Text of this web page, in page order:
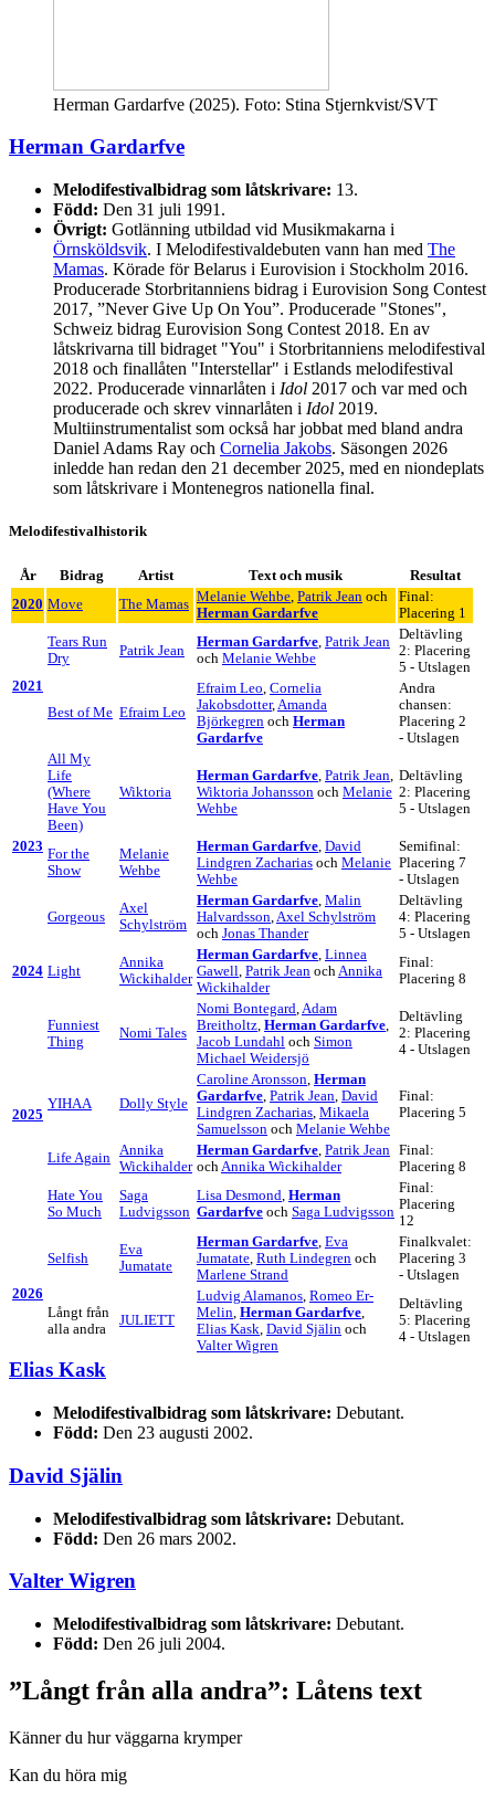
Herman Gardarfve (2025). Foto: Stina Stjernkvist/SVT
Herman Gardarfve
Melodifestivalbidrag som låtskrivare: 13.
Född: Den 31 juli 1991.
Övrigt: Gotlänning utbildad vid Musikmakarna i
Örnsköldsvik. I Melodifestivaldebuten vann han med The
Mamas. Körade för Belarus i Eurovision i Stockholm 2016.
Producerade Storbritanniens bidrag i Eurovision Song Contest
2017, ”Never Give Up On You”. Producerade "Stones",
Schweiz bidrag Eurovision Song Contest 2018. En av
låtskrivarna till bidraget "You" i Storbritanniens melodifestival
2018 och finallåten "Interstellar" i Estlands melodifestival
2022. Producerade vinnarlåten i Idol 2017 och var med och
producerade och skrev vinnarlåten i Idol 2019.
Multiinstrumentalist som också har jobbat med bland andra
Daniel Adams Ray och Cornelia Jakobs. Säsongen 2026
inledde han redan den 21 december 2025, med en niondeplats
som låtskrivare i Montenegros nationella final.
Melodifestivalhistorik
År Bidrag Artist Text och musik
Resultat
2020 Move The Mamas Melanie Wehbe, Patrik Jean och
Herman Gardarfve
Final:
Placering 1
2021
Tears Run
Dry
Patrik Jean
Herman Gardarfve, Patrik Jean
och Melanie Wehbe
Deltävling
2: Placering
5 - Utslagen
Best of Me Efraim Leo
Efraim Leo, Cornelia
Jakobsdotter,Amanda
Björkegren och Herman
Gardarfve
Andra
chansen:
Placering 2
- Utslagen
2023
All My
Life
(Where
Have You
Been)
Wiktoria
Herman Gardarfve, Patrik Jean,
Wiktoria Johansson och Melanie
Wehbe
Deltävling
2: Placering
5 - Utslagen
For the
Show
Melanie
Wehbe
Herman Gardarfve, David
Lindgren Zacharias och Melanie
Wehbe
Semifinal:
Placering 7
- Utslagen
Gorgeous
Axel
Schylström
Herman Gardarfve, Malin
Halvardsson,Axel Schylström
och Jonas Thander
Deltävling
4: Placering
5 - Utslagen
2024 Light
Annika
Wickihalder
Herman Gardarfve, Linnea
Gawell, Patrik Jean ochAnnika
Wickihalder
Final:
Placering 8
2025
Funniest
Thing
Nomi Tales
Nomi Bontegard,Adam
Breitholtz, Herman Gardarfve,
Jacob Lundahl och Simon
Michael Weidersjö
Deltävling
2: Placering
4 - Utslagen
YIHAA Dolly Style
Caroline Aronsson, Herman
Gardarfve, Patrik Jean, David
Lindgren Zacharias, Mikaela
Samuelsson och Melanie Wehbe
Final:
Placering 5
Life Again Annika
Wickihalder
Herman Gardarfve, Patrik Jean
ochAnnika Wickihalder
Final:
Placering 8
Hate You
So Much
Saga
Ludvigsson
Lisa Desmond, Herman
Gardarfve och Saga Ludvigsson
Final:
Placering
12
2026
Selfish
Eva
Jumatate
Herman Gardarfve, Eva
Jumatate, Ruth Lindegren och
Marlene Strand
Finalkvalet:
Placering 3
- Utslagen
Långt från
alla andra
JULIETT
Ludvig Alamanos, Romeo Er-
Melin, Herman Gardarfve,
Elias Kask, David Själin och
Valter Wigren
Deltävling
5: Placering
4 - Utslagen
Elias Kask
Melodifestivalbidrag som låtskrivare: Debutant.
Född: Den 23 augusti 2002.
David Själin
Melodifestivalbidrag som låtskrivare: Debutant.
Född: Den 26 mars 2002.
Valter Wigren
Melodifestivalbidrag som låtskrivare: Debutant.
Född: Den 26 juli 2004.
”Långt från alla andra”: Låtens text
Känner du hur väggarna krymper
Kan du höra mig